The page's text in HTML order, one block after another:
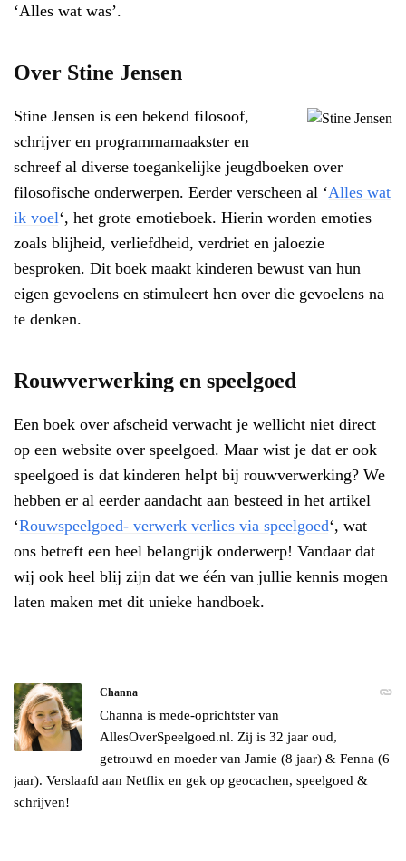
‘Alles wat was’.
Over Stine Jensen
Stine Jensen is een bekend filosoof,
schrijver en programmamaakster en
schreef al diverse toegankelijke jeugdboeken over
filosofische onderwerpen. Eerder verscheen al ‘Alles wat
ik voel‘, het grote emotieboek. Hierin worden emoties
zoals blijheid, verliefdheid, verdriet en jaloezie
besproken. Dit boek maakt kinderen bewust van hun
eigen gevoelens en stimuleert hen over die gevoelens na
te denken.
Rouwverwerking en speelgoed
Een boek over afscheid verwacht je wellicht niet direct
op een website over speelgoed. Maar wist je dat er ook
speelgoed is dat kinderen helpt bij rouwverwerking? We
hebben er al eerder aandacht aan besteed in het artikel
‘Rouwspeelgoed- verwerk verlies via speelgoed‘, wat
ons betreft een heel belangrijk onderwerp! Vandaar dat
wij ook heel blij zijn dat we één van jullie kennis mogen
laten maken met dit unieke handboek.
Channa
Channa is mede-oprichtster van
AllesOverSpeelgoed.nl. Zij is 32 jaar oud,
getrouwd en moeder van Jamie (8 jaar) & Fenna (6
jaar). Verslaafd aan Netflix en gek op geocachen, speelgoed &
schrijven!